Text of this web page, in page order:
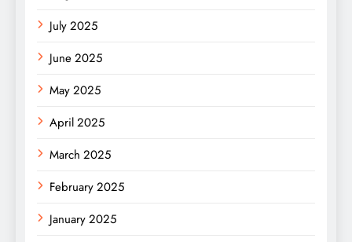
July 2025
June 2025
May 2025
April 2025
March 2025
February 2025
January 2025